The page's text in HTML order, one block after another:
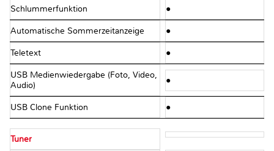
Schlummerfunktion ●
Automatische Sommerzeitanzeige ●
Teletext ●
USB Medienwiedergabe (Foto, Video,
Audio)
●
USB Clone Funktion ●
Tuner